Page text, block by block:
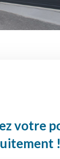
votre
!